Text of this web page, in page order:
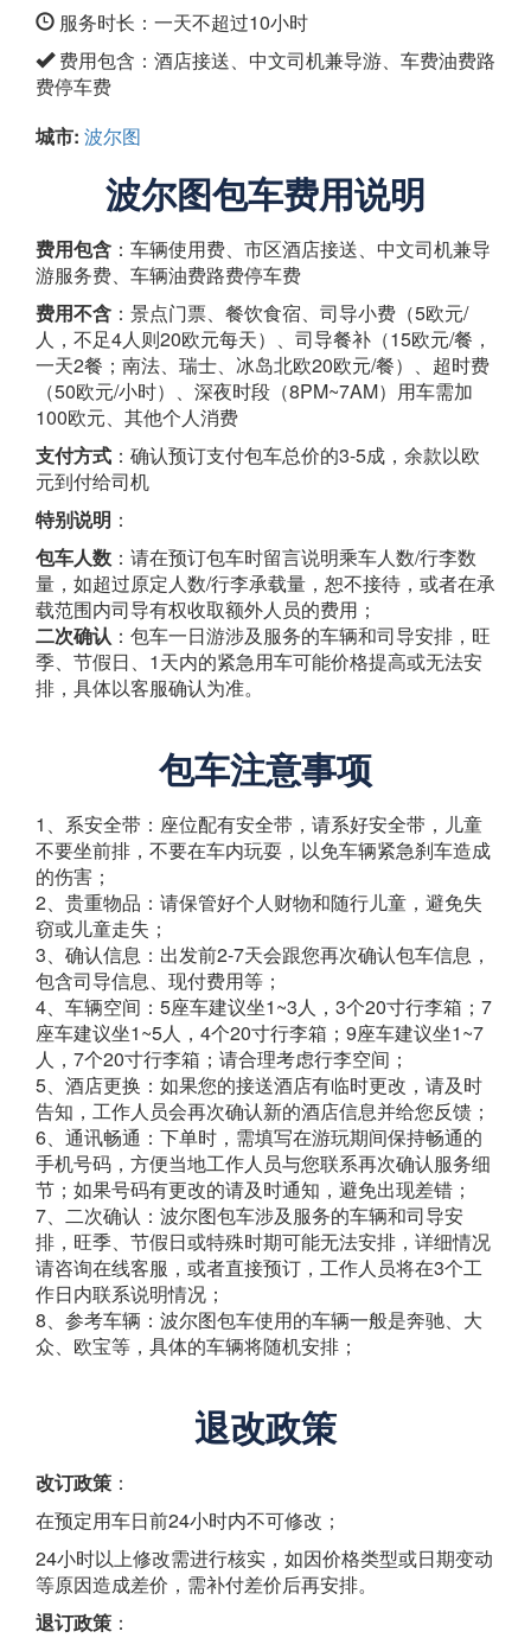
服务时长：一天不超过10小时
费用包含：酒店接送、中文司机兼导游、车费油费路
费停车费
城市: 波尔图
波尔图包车费用说明
费用包含 ：车辆使用费、市区酒店接送、中文司机兼导
游服务费、车辆油费路费停车费
费用不含 ：景点门票、餐饮食宿、司导小费（5欧元/
人，不足4人则20欧元每天）、司导餐补（15欧元/餐，
一天2餐；南法、瑞士、冰岛北欧20欧元/餐）、超时费
（50欧元/小时）、深夜时段（8PM~7AM）用车需加
100欧元、其他个人消费
支付方式 ：确认预订支付包车总价的3-5成，余款以欧
元到付给司机
特别说明 ：
包车人数 ：请在预订包车时留言说明乘车人数/行李数
量，如超过原定人数/行李承载量，恕不接待，或者在承
载范围内司导有权收取额外人员的费用；
二次确认 ：包车一日游涉及服务的车辆和司导安排，旺
季、节假日、1天内的紧急用车可能价格提高或无法安
排，具体以客服确认为准。
包车注意事项
1、系安全带：座位配有安全带，请系好安全带，儿童
不要坐前排，不要在车内玩耍，以免车辆紧急刹车造成
的伤害；
2、贵重物品：请保管好个人财物和随行儿童，避免失
窃或儿童走失；
3、确认信息：出发前2-7天会跟您再次确认包车信息，
包含司导信息、现付费用等；
4、车辆空间：5座车建议坐1~3人，3个20寸行李箱；7
座车建议坐1~5人，4个20寸行李箱；9座车建议坐1~7
人，7个20寸行李箱；请合理考虑行李空间；
5、酒店更换：如果您的接送酒店有临时更改，请及时
告知，工作人员会再次确认新的酒店信息并给您反馈；
6、通讯畅通：下单时，需填写在游玩期间保持畅通的
手机号码，方便当地工作人员与您联系再次确认服务细
节；如果号码有更改的请及时通知，避免出现差错；
7、二次确认：波尔图包车涉及服务的车辆和司导安
排，旺季、节假日或特殊时期可能无法安排，详细情况
请咨询在线客服，或者直接预订，工作人员将在3个工
作日内联系说明情况；
8、参考车辆：波尔图包车使用的车辆一般是奔驰、大
众、欧宝等，具体的车辆将随机安排；
退改政策
改订政策 ：
在预定用车日前24小时内不可修改；
24小时以上修改需进行核实，如因价格类型或日期变动
等原因造成差价，需补付差价后再安排。
退订政策 ：